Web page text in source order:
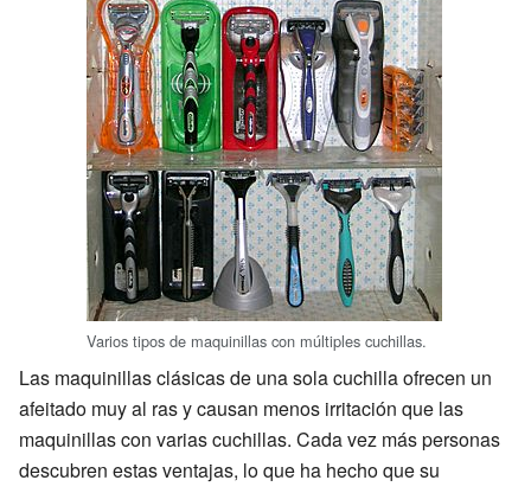
Varios tipos de maquinillas con múltiples cuchillas.
Las maquinillas clásicas de una sola cuchilla ofrecen un
afeitado muy al ras y causan menos irritación que las
maquinillas con varias cuchillas. Cada vez más personas
descubren estas ventajas, lo que ha hecho que su